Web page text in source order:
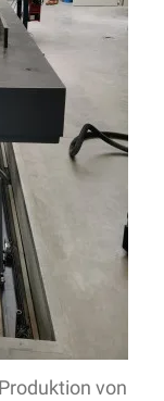
von